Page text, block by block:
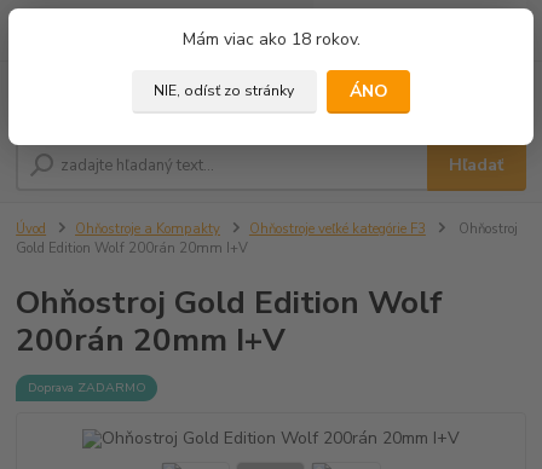
Mám viac ako 18 rokov.
NIE, odísť zo stránky ÁNO
Hľadať
Úvod Ohňostroje a Kompakty Ohňostroje veľké kategórie F3
Ohňostroj
Gold Edition Wolf 200rán 20mm I+V
Ohňostroj Gold Edition Wolf
200rán 20mm I+V
Doprava ZADARMO